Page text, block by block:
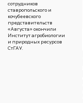
сотрудников
ставропольского и
кочубеевского
представительств
«Августа» окончили
Институт агробиологии
и природных ресурсов
СтГАУ.